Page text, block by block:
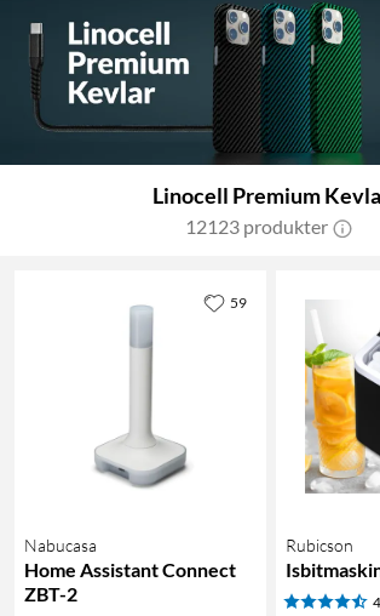
Linocell Premium
12123 produkter
Nabucasa
Home Assistant Connect
ZBT-2
59
Rubicson